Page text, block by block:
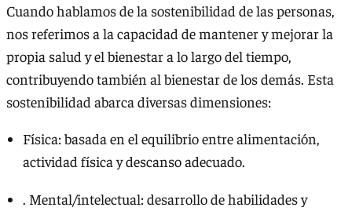
Cuando hablamos de la sostenibilidad de las personas,
nos referimos a la capacidad de mantener y mejorar la
propia salud y el bienestar a lo largo del tiempo,
contribuyendo también al bienestar de los demás. Esta
sostenibilidad abarca diversas dimensiones:
Física: basada en el equilibrio entre alimentación,
actividad física y descanso adecuado.
. Mental/intelectual: desarrollo de habilidades y